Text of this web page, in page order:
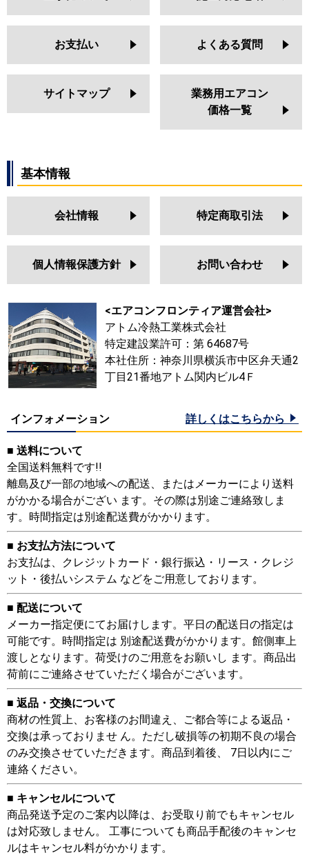
お支払い よくある質問
サイトマップ
業務用エアコン
価格一覧
基本情報
会社情報 特定商取引法
個人情報保護方針 お問い合わせ
<エアコンフロンティア運営会社>
アトム冷熱工業株式会社
特定建設業許可：第 64687号
本社住所：神奈川県横浜市中区弁天通2
丁目21番地アトム関内ビル4Ｆ
インフォメーション 詳しくはこちらから
■ 送料について
全国送料無料です!!
離島及び一部の地域への配送、またはメーカーにより送料
がかかる場合がござい ます。その際は別途ご連絡致しま
す。時間指定は別途配送費がかかります。
■ お支払方法について
お支払は、クレジットカード・銀行振込・リース・クレジ
ット・後払いシステム などをご用意しております。
■ 配送について
メーカー指定便にてお届けします。平日の配送日の指定は
可能です。時間指定は 別途配送費がかかります。館側車上
渡しとなります。荷受けのご用意をお願いし ます。商品出
荷前にご連絡させていただく場合がございます。
■ 返品・交換について
商材の性質上、お客様のお間違え、ご都合等による返品・
交換は承っておりませ ん。ただし破損等の初期不良の場合
のみ交換させていただきます。商品到着後、 7日以内にご
連絡ください。
■ キャンセルについて
商品発送予定のご案内以降は、お受取り前でもキャンセル
は対応致しません。 工事についても商品手配後のキャンセ
ルはキャンセル料がかかります。